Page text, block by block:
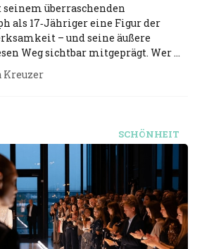
überraschenden
als 17‑Jähriger eine Figur der
– und seine äußere
Weg sichtbar mitgeprägt. Wer ...
Kreuzer
SCHÖNHEIT